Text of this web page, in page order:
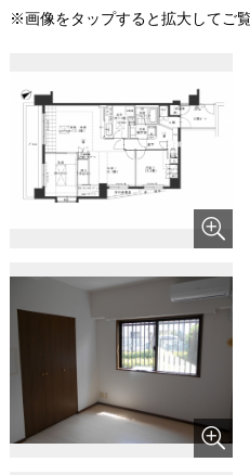
※画像をタップすると拡大してご覧